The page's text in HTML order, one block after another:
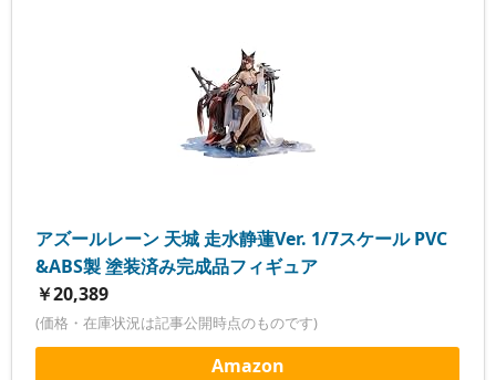
アズールレーン 天城 走水静蓮Ver. 1/7スケール PVC
&ABS製 塗装済み完成品フィギュア
￥20,389
(価格・在庫状況は記事公開時点のものです)
Amazon